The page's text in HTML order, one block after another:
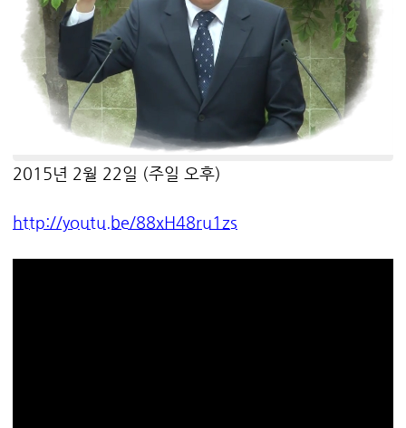
2015년 2월 22일 (주일 오후)
http://youtu.be/88xH48ru1zs